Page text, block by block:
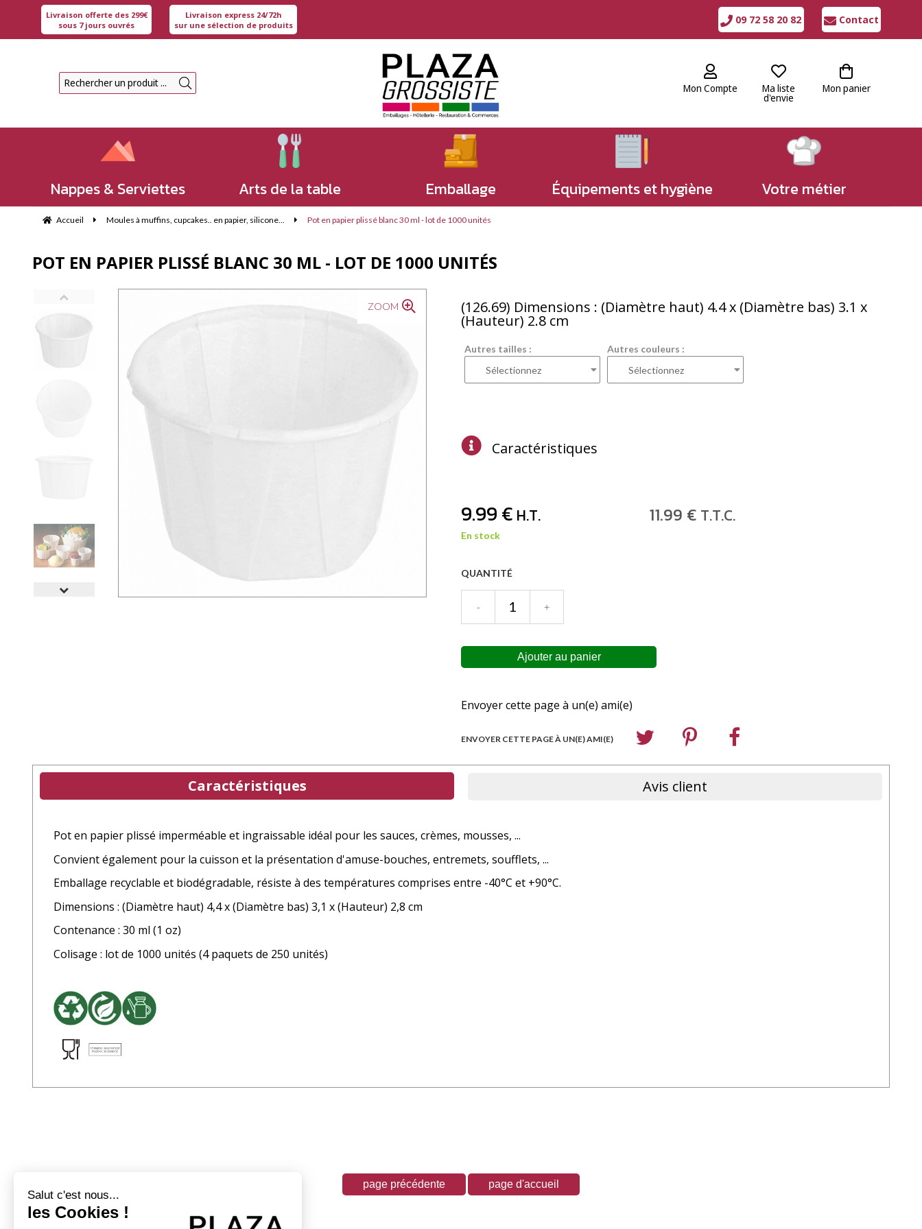
Mon Compte Mon panier
Ma liste
d'envie
Nappes & Serviettes Arts de la table Emballage Équipements et hygiène Votre métier
Accueil Moules à muffins, cupcakes.. en papier, silicone... Pot en papier plissé blanc 30 ml - lot de 1000 unités
POT EN PAPIER PLISSÉ BLANC 30 ML - LOT DE 1000 UNITÉS
ZOOM (126.69) Dimensions : (Diamètre haut) 4.4 x (Diamètre bas) 3.1 x
(Hauteur) 2.8 cm
Autres tailles : Autres couleurs :
Caractéristiques
9.99€ H.T. 11.99 € T.T.C.
En stock
QUANTITÉ
Envoyer cette page à un(e) ami(e)
ENVOYER CETTE PAGE À UN(E) AMI(E)
Caractéristiques Avis client
Pot en papier plissé imperméable et ingraissable idéal pour les sauces, crèmes, mousses, ...
Convient également pour la cuisson et la présentation d'amuse-bouches, entremets, soufflets, ...
Emballage recyclable et biodégradable, résiste à des températures comprises entre -40°C et +90°C.
Dimensions : (Diamètre haut) 4,4 x (Diamètre bas) 3,1 x (Hauteur) 2,8 cm
Contenance : 30 ml (1 oz)
Colisage : lot de 1000 unités (4 paquets de 250 unités)
Livraison offerte des 299€
sous 7 jours ouvrés
Livraison express 24/72h
sur une sélection de produits
09 72 58 20 82 Contact